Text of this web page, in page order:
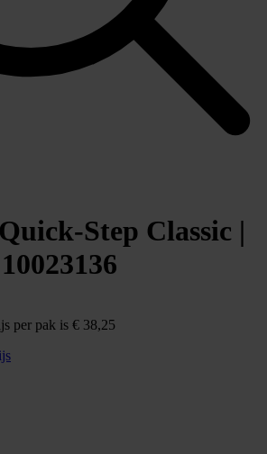
Step Classic |
10023136
per pak is € 38,25